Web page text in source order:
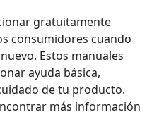
gratuitamente
consumidores cuando
Estos manuales
ayuda básica,
de tu producto.
más información